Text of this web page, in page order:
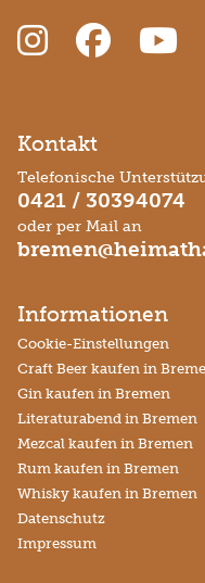
Kontakt
Telefonische
0421 / 30394074
oder per Mail an
Informationen
Cookie-Einstellungen
Craft Beer kaufen in
Gin kaufen in Bremen
Literaturabend in Bremen
Mezcal kaufen in Bremen
Rum kaufen in Bremen
Whisky kaufen in Bremen
Datenschutz
Impressum